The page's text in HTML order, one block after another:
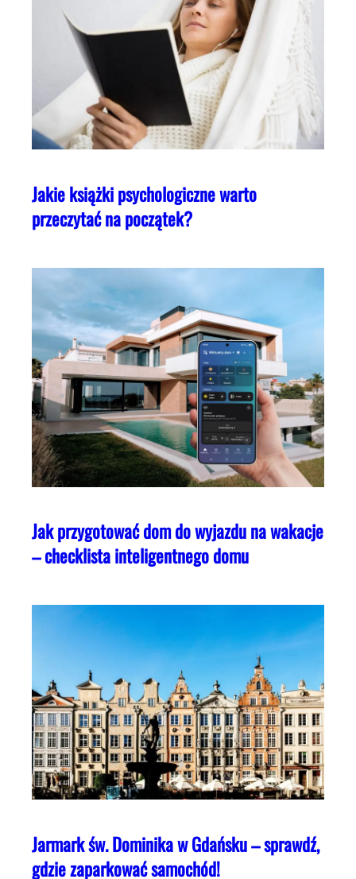
Jakie książki psychologiczne warto
przeczytać na początek?
Jak przygotować dom do wyjazdu na wakacje
– checklista inteligentnego domu
Jarmark św. Dominika w Gdańsku – sprawdź,
gdzie zaparkować samochód!